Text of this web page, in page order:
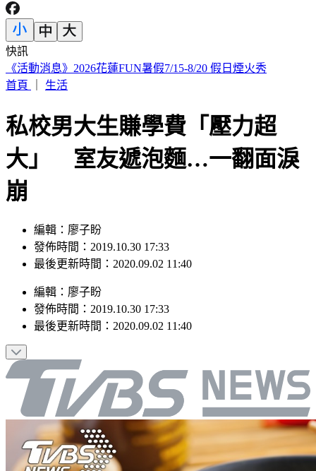
快訊
呱吉痛批陳沂「就是垃圾」 揭買疫苗時間線打臉
首頁
生活
私校男大生賺學費「壓力超
大」 室友遞泡麵…一翻面淚
崩
編輯：廖子盼
發佈時間：2019.10.30 17:33
最後更新時間：2020.09.02 11:40
編輯 ： 廖子盼
發佈時間： 2019.10.30 17:33
最後更新時間： 2020.09.02 11:40